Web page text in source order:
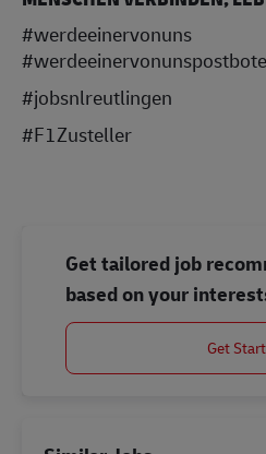
#werdeeinervonuns
#werdeeinervonunspostbote
#jobsnlreutlingen
#F1Zusteller
Get tailored job
based on your
Get